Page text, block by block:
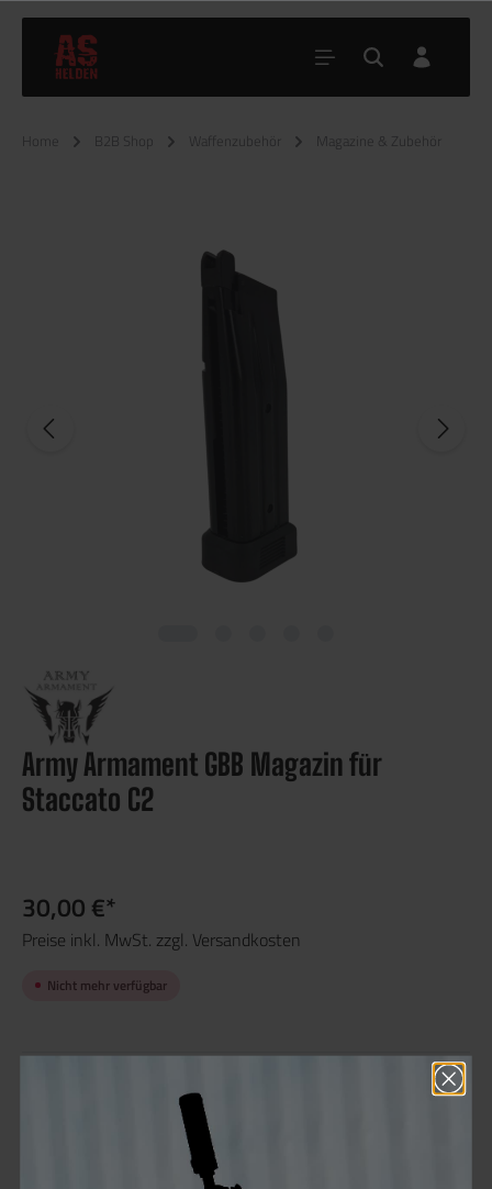
Home B2B Shop Waffenzubehör Magazine & Zubehör
Army Armament GBB Magazin für
Staccato C2
30,00 €*
Preise inkl. MwSt. zzgl. Versandkosten
Nicht mehr verfügbar
Army Armament
Sie erhalten 30 Bonus Punkte für diese Bestellung